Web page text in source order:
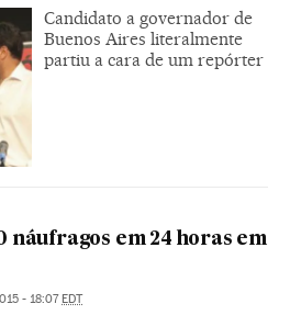
Candidato a governador de
Buenos Aires literalmente
partiu a cara de um repórter
náufragos em 24 horas em
- 18:07EDT